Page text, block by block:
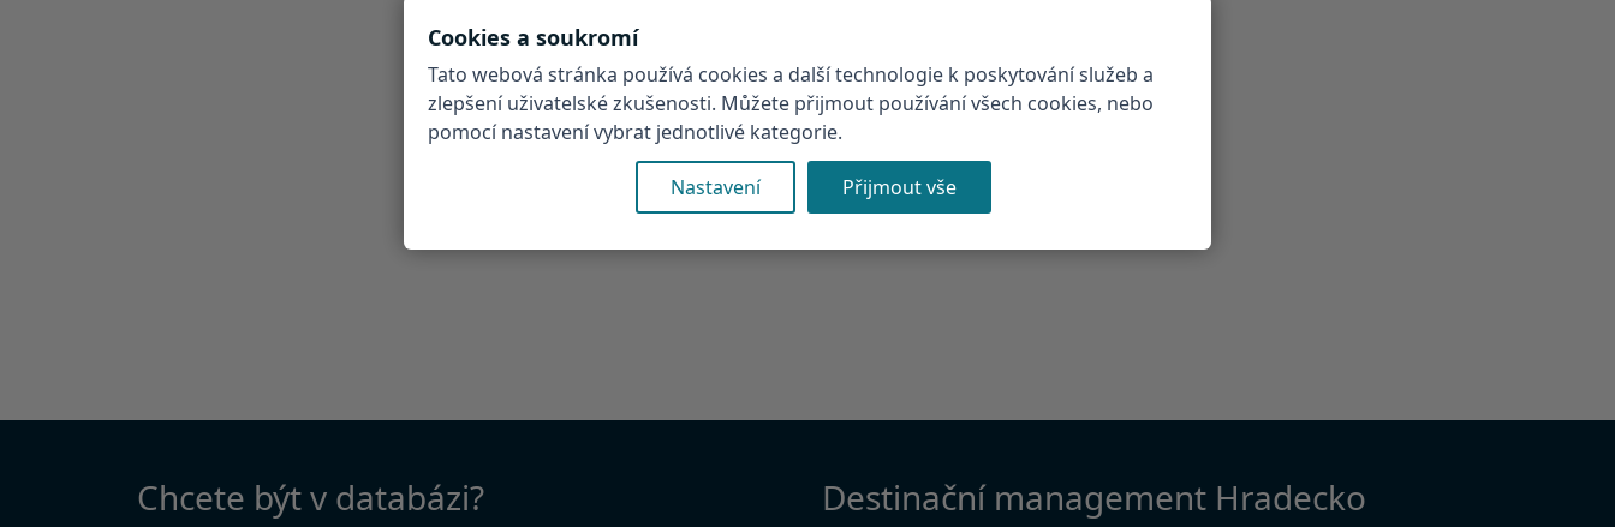
Chcete být v databázi? Destinační management Hradecko
Cookies a soukromí
Tato webová stránka používá cookies a další technologie k poskytování služeb a
zlepšení uživatelské zkušenosti. Můžete přijmout používání všech cookies, nebo
pomocí nastavení vybrat jednotlivé kategorie.
Nastavení Přijmout vše